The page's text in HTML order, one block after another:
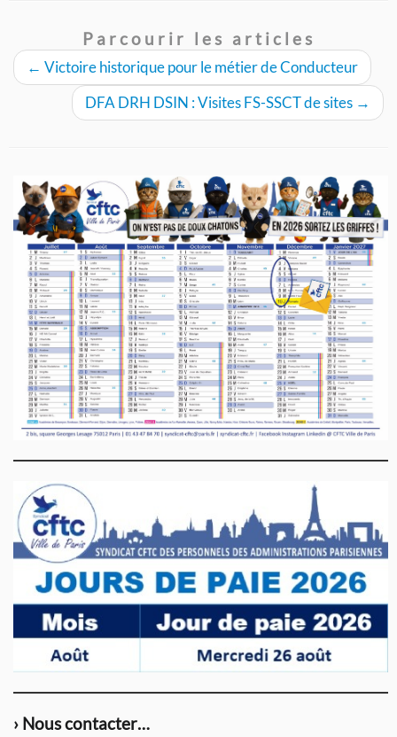
Parcourir les articles
← Victoire historique pour le métier de Conducteur
DFA DRH DSIN : Visites FS-SSCT de sites →
› Nous contacter…